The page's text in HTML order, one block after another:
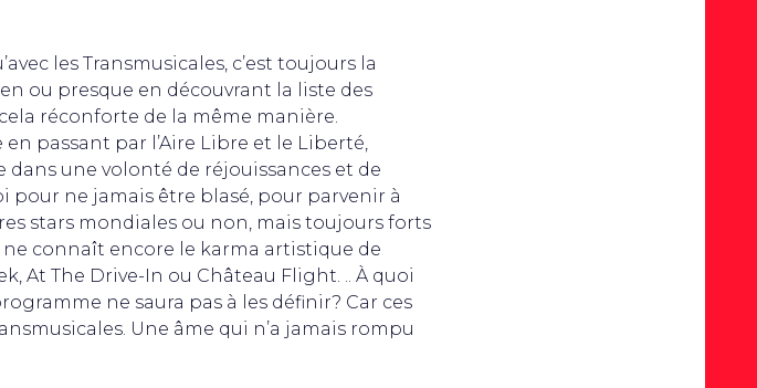
les Transmusicales, c’est toujours la
ou presque en découvrant la liste des
réconforte de la même manière.
passant par l’Aire Libre et le Liberté,
une volonté de réjouissances et de
pour ne jamais être blasé, pour parvenir à
stars mondiales ou non, mais toujours forts
connaît encore le karma artistique de
At The Drive-In ou Château Flight. .. À quoi
ne saura pas à les définir? Car ces
Une âme qui n’a jamais rompu